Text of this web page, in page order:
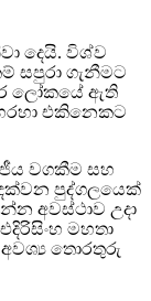
දෙයි. විශ්ව
සපුරා ගැනීමට
ලෝකයේ ඇති
එකිනෙකට
වගකීම සහ
පුද්ගලයෙක්
අවස්ථාව උදා
මහතා
අවශ්‍ය තොරතුරු